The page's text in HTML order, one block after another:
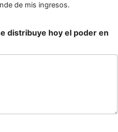
de mis ingresos.
distribuye hoy el poder en